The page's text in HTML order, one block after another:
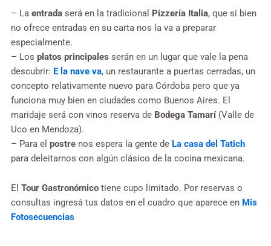
– La entrada será en la tradicional Pizzería Italia, que si bien
no ofrece entradas en su carta nos la va a preparar
especialmente.
– Los platos principales serán en un lugar que vale la pena
descubrir: E la nave va, un restaurante a puertas cerradas, un
concepto relativamente nuevo para Córdoba pero que ya
funciona muy bien en ciudades como Buenos Aires. El
maridaje será con vinos reserva de Bodega Tamarí(Valle de
Uco en Mendoza).
– Para el postre nos espera la gente de La casa del Tatich
para deleitarnos con algún clásico de la cocina mexicana.
El Tour Gastronómico tiene cupo limitado. Por reservas o
consultas ingresá tus datos en el cuadro que aparece en Mis
Fotosecuencias